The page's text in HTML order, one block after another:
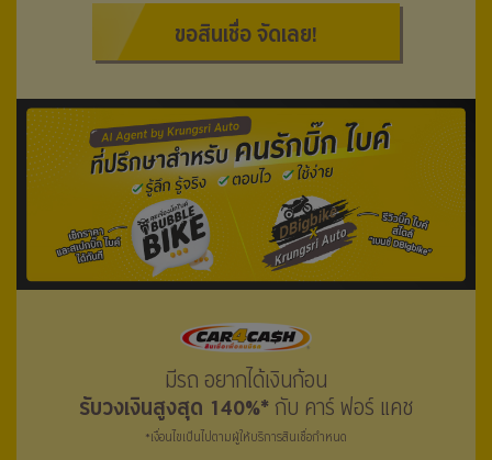
ขอสินเชื่อ จัดเลย!
มีรถ อยากได้เงินก้อน
รับวงเงินสูงสุด 140%* กับ คาร์ ฟอร์ แคช
*เงื่อนไขเป็นไปตามผู้ให้บริการสินเชื่อกำหนด